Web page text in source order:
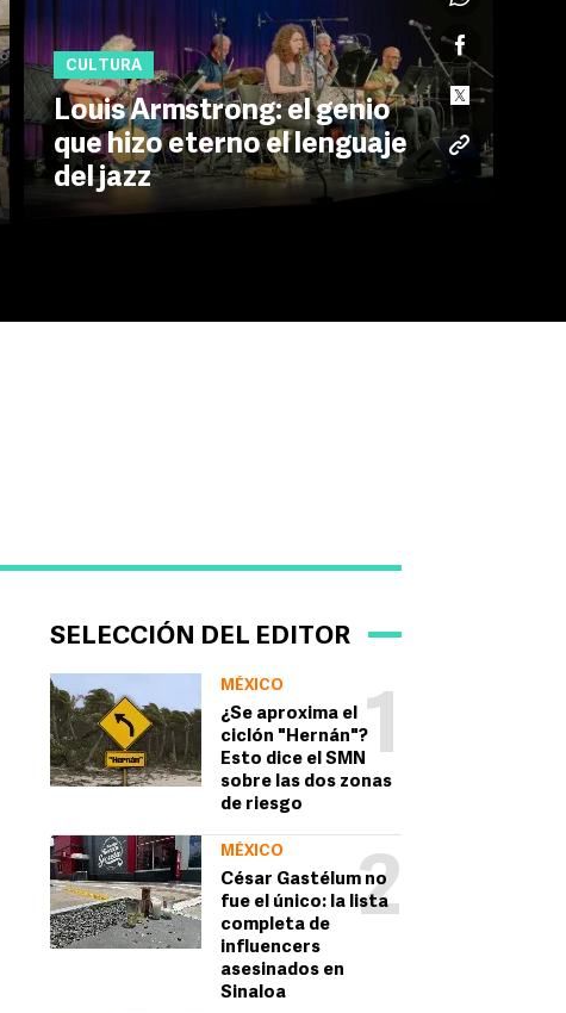
CULTURA
Louis Armstrong: el genio
que hizo eterno el lenguaje
del jazz
SELECCIÓN DEL EDITOR
1
MÉXICO
¿Se aproxima el
ciclón "Hernán"?
Esto dice el SMN
sobre las dos zonas
de riesgo
2
MÉXICO
César Gastélum no
fue el único: la lista
completa de
influencers
asesinados en
Sinaloa